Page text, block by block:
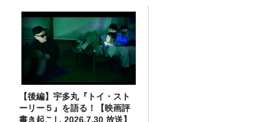
【後編】宇多丸『トイ・スト
ーリー５』を語る！【映画評
書き起こし 2026.7.30 放送】